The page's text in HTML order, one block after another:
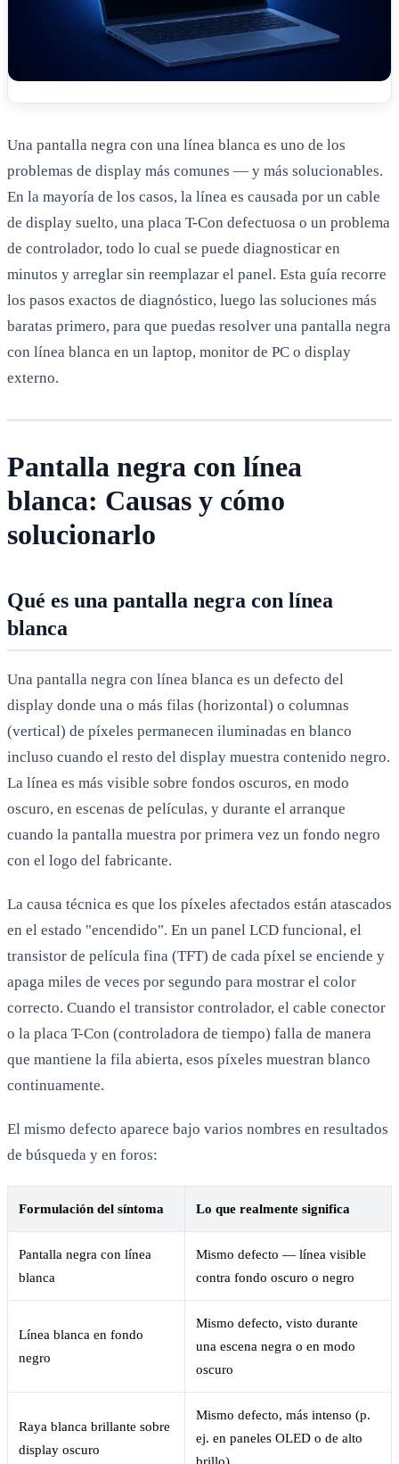
Una pantalla negra con una línea blanca es uno de los
problemas de display más comunes — y más solucionables.
En la mayoría de los casos, la línea es causada por un cable
de display suelto, una placa T-Con defectuosa o un problema
de controlador, todo lo cual se puede diagnosticar en
minutos y arreglar sin reemplazar el panel. Esta guía recorre
los pasos exactos de diagnóstico, luego las soluciones más
baratas primero, para que puedas resolver una pantalla negra
con línea blanca en un laptop, monitor de PC o display
externo.
Pantalla negra con línea
blanca: Causas y cómo
solucionarlo
Qué es una pantalla negra con línea
blanca
Una pantalla negra con línea blanca es un defecto del
display donde una o más filas (horizontal) o columnas
(vertical) de píxeles permanecen iluminadas en blanco
incluso cuando el resto del display muestra contenido negro.
La línea es más visible sobre fondos oscuros, en modo
oscuro, en escenas de películas, y durante el arranque
cuando la pantalla muestra por primera vez un fondo negro
con el logo del fabricante.
La causa técnica es que los píxeles afectados están atascados
en el estado "encendido". En un panel LCD funcional, el
transistor de película fina (TFT) de cada píxel se enciende y
apaga miles de veces por segundo para mostrar el color
correcto. Cuando el transistor controlador, el cable conector
o la placa T-Con (controladora de tiempo) falla de manera
que mantiene la fila abierta, esos píxeles muestran blanco
continuamente.
El mismo defecto aparece bajo varios nombres en resultados
de búsqueda y en foros:
Formulación del síntoma Lo que realmente significa
Pantalla negra con línea
blanca
Mismo defecto — línea visible
contra fondo oscuro o negro
Línea blanca en fondo
negro
Mismo defecto, visto durante
una escena negra o en modo
oscuro
Raya blanca brillante sobre
display oscuro
Mismo defecto, más intenso (p.
ej. en paneles OLED o de alto